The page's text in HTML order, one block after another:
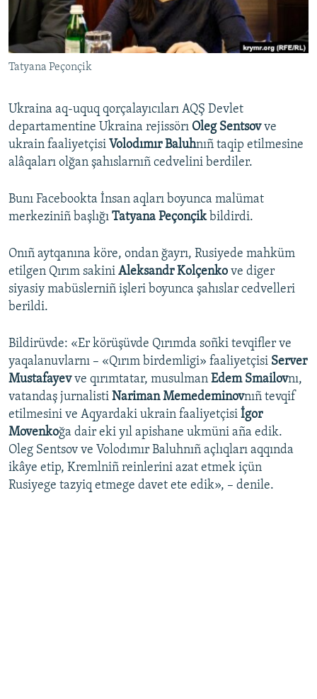
Русский
Українською
QOŞULIÑIZ!
RFE/RS bütün saytları
Tatyana Peçonçik
Ukraina aq-uquq qorçalayıcıları AQŞ Devlet
departamentine Ukraina rejissörı Oleg Sentsovve
ukrain faaliyetçisi Volodımır Baluhnıñ taqip etilmesine
alâqaları olğan şahıslarnıñ cedvelini berdiler.
Bunı Facebookta İnsan aqları boyunca malümat
merkeziniñ başlığı Tatyana Peçonçik bildirdi.
Onıñ aytqanına köre, ondan ğayrı, Rusiyede mahküm
etilgen Qırım sakini Aleksandr Kolçenko ve diger
siyasiy mabüslerniñ işleri boyunca şahıslar cedvelleri
berildi.
Bildirüvde: «Er körüşüvde Qırımda soñki tevqifler ve
yaqalanuvlarnı – «Qırım birdemligi» faaliyetçisi Server
Mustafayevve qırımtatar, musulman Edem Smailovnı,
vatandaş jurnalisti Nariman Memedeminovnıñ tevqif
etilmesini ve Aqyardaki ukrain faaliyetçisi İgor
Movenkoğa dair eki yıl apishane ukmüni aña edik.
Oleg Sentsov ve Volodımır Baluhnıñ açlıqları aqqında
ikâye etip, Kremlniñ reinlerini azat etmek içün
Rusiyege tazyiq etmege davet ete edik», – denile.